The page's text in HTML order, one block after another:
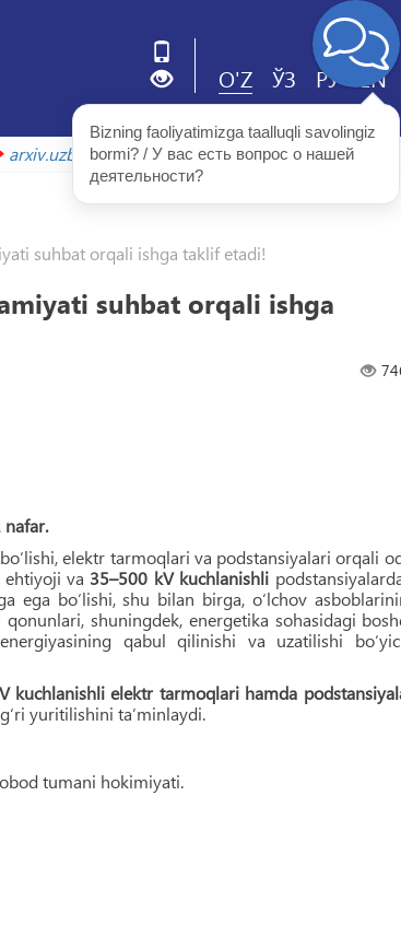
O'Z ЎЗ РУ EN
arxiv.uzbekistonmet.uz
suhbat orqali ishga taklif etadi!
suhbat orqali ishga
elektr tarmoqlari va podstansiyalari orqali
ehtiyoji va 35–500 kV kuchlanishli
ega bo‘lishi, shu bilan birga, o‘lchov
shuningdek, energetika sohasidagi
qabul qilinishi va uzatilishi
kuchlanishli elektr tarmoqlari hamda
yuritilishini ta’minlaydi.
tumani hokimiyati.
Bizning faoliyatimizga taalluqli savolingiz
bormi? / У вас есть вопрос о нашей
деятельности?